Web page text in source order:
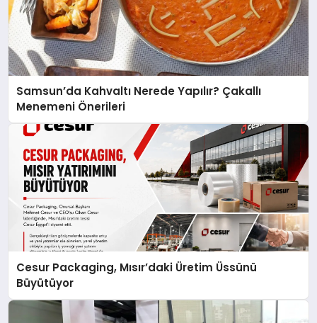
Samsun’da Kahvaltı Nerede Yapılır? Çakallı
Menemeni Önerileri
Cesur Packaging, Mısır’daki Üretim Üssünü
Büyütüyor